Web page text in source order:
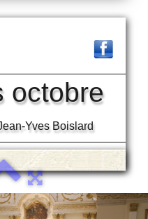
octobre
Yves Boislard
descendants de